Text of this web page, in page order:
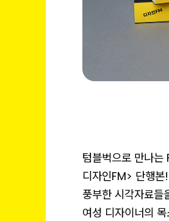
텀블벅으로 만나는
디자인FM> 단행
풍부한 시각자료들
여성 디자이너의